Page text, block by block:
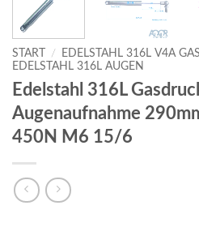
START / EDELSTAHL 316L V4A
EDELSTAHL 316L AUGEN
Edelstahl 316L
Augenaufnahme
450N M6 15/6